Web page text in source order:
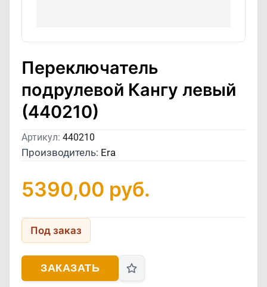
Переключатель
подрулевой Кангу левый
(440210)
Артикул: 440210
Производитель: Era
5390,00 руб.
Под заказ
ЗАКАЗАТЬ